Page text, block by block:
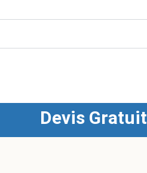
Devis Gratuit